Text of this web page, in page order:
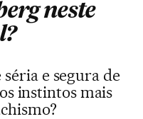
neste
e segura de
instintos mais